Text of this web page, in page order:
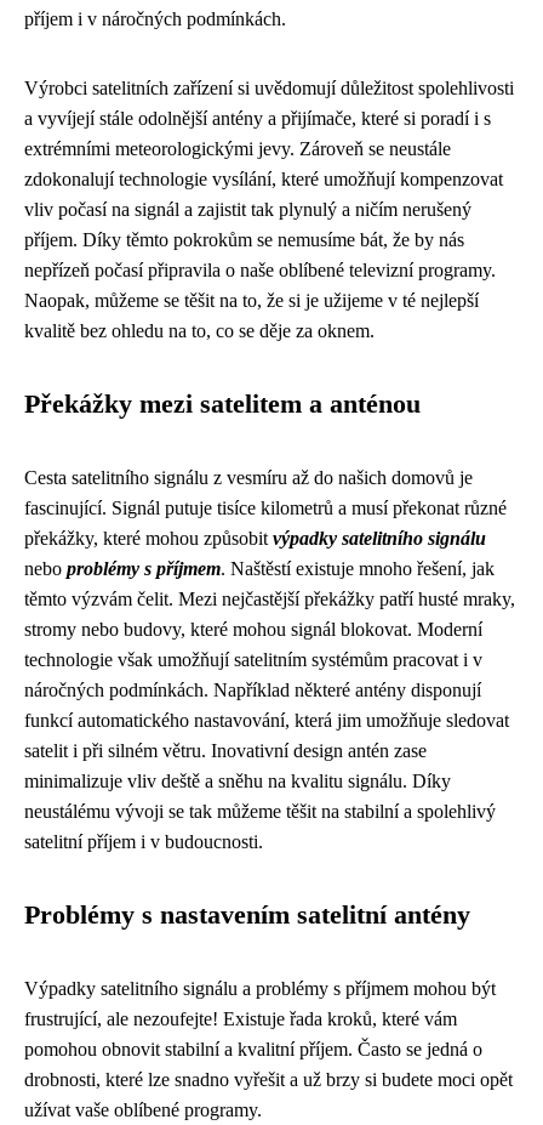
příjem i v náročných podmínkách.
Výrobci satelitních zařízení si uvědomují důležitost spolehlivosti
a vyvíjejí stále odolnější antény a přijímače, které si poradí i s
extrémními meteorologickými jevy. Zároveň se neustále
zdokonalují technologie vysílání, které umožňují kompenzovat
vliv počasí na signál a zajistit tak plynulý a ničím nerušený
příjem. Díky těmto pokrokům se nemusíme bát, že by nás
nepřízeň počasí připravila o naše oblíbené televizní programy.
Naopak, můžeme se těšit na to, že si je užijeme v té nejlepší
kvalitě bez ohledu na to, co se děje za oknem.
Překážky mezi satelitem a anténou
Cesta satelitního signálu z vesmíru až do našich domovů je
fascinující. Signál putuje tisíce kilometrů a musí překonat různé
překážky, které mohou způsobit výpadky satelitního signálu
nebo problémy s příjmem. Naštěstí existuje mnoho řešení, jak
těmto výzvám čelit. Mezi nejčastější překážky patří husté mraky,
stromy nebo budovy, které mohou signál blokovat. Moderní
technologie však umožňují satelitním systémům pracovat i v
náročných podmínkách. Například některé antény disponují
funkcí automatického nastavování, která jim umožňuje sledovat
satelit i při silném větru. Inovativní design antén zase
minimalizuje vliv deště a sněhu na kvalitu signálu. Díky
neustálému vývoji se tak můžeme těšit na stabilní a spolehlivý
satelitní příjem i v budoucnosti.
Problémy s nastavením satelitní antény
Výpadky satelitního signálu a problémy s příjmem mohou být
frustrující, ale nezoufejte! Existuje řada kroků, které vám
pomohou obnovit stabilní a kvalitní příjem. Často se jedná o
drobnosti, které lze snadno vyřešit a už brzy si budete moci opět
užívat vaše oblíbené programy.